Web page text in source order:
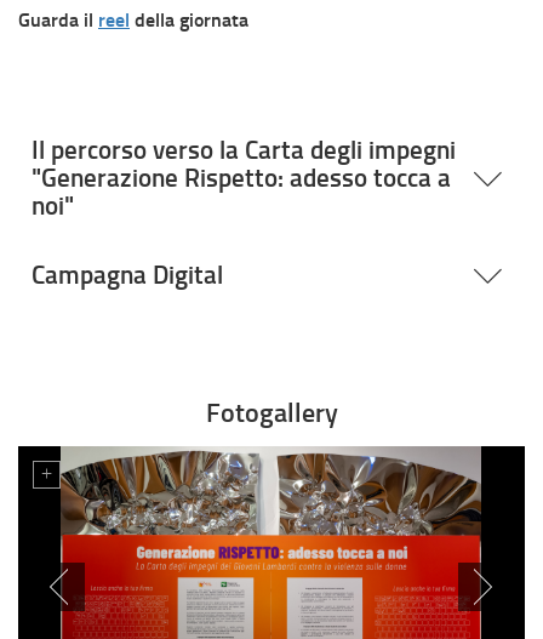
Guarda il reel della giornata
Il percorso verso la Carta degli impegni
"Generazione Rispetto: adesso tocca a
noi"
Campagna Digital
Fotogallery